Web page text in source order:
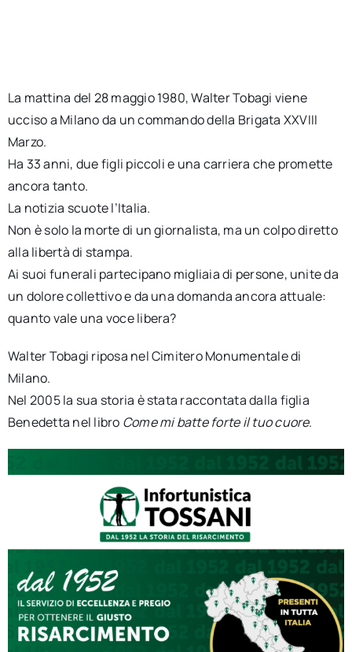
La mattina del 28 maggio 1980, Walter Tobagi viene
ucciso a Milano da un commando della Brigata XXVIII
Marzo.
Ha 33 anni, due figli piccoli e una carriera che promette
ancora tanto.
La notizia scuote l’Italia.
Non è solo la morte di un giornalista, ma un colpo diretto
alla libertà di stampa.
Ai suoi funerali partecipano migliaia di persone, unite da
un dolore collettivo e da una domanda ancora attuale:
quanto vale una voce libera?
Walter Tobagi riposa nel Cimitero Monumentale di
Milano.
Nel 2005 la sua storia è stata raccontata dalla figlia
Benedetta nel libro Come mi batte forte il tuo cuore.